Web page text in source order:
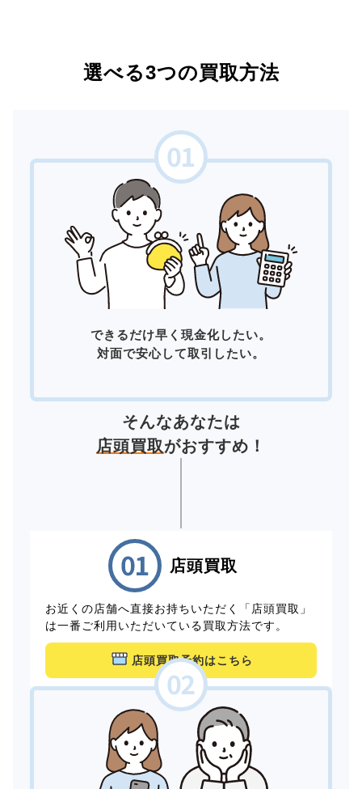
選べる3つの買取方法
できるだけ早く現金化したい。
対面で安心して取引したい。
そんなあなたは
店頭買取がおすすめ！
店頭買取
お近くの店舗へ直接お持ちいただく「店頭買取」
は一番ご利用いただいている買取方法です。
店頭買取予約はこちら